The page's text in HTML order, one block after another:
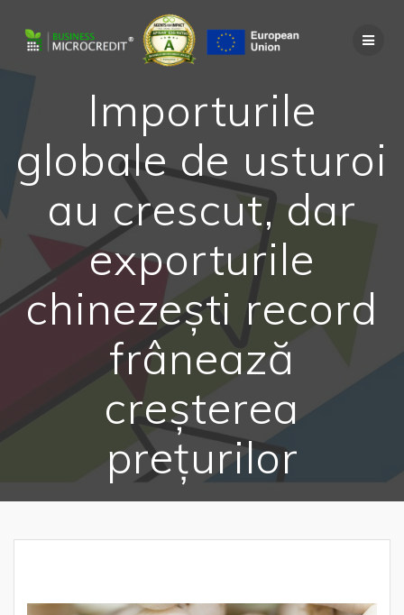
to
content
Importurile
globale de usturoi
au crescut, dar
exporturile
chinezești record
frânează
creșterea
prețurilor